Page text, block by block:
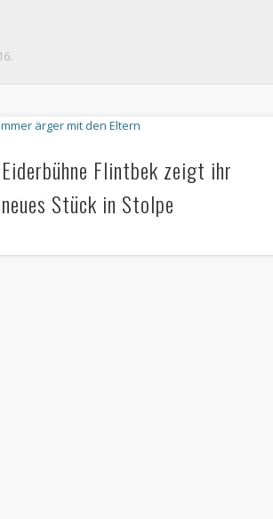
Eiderbühne Flintbek zeigt ihr
neues Stück in Stolpe